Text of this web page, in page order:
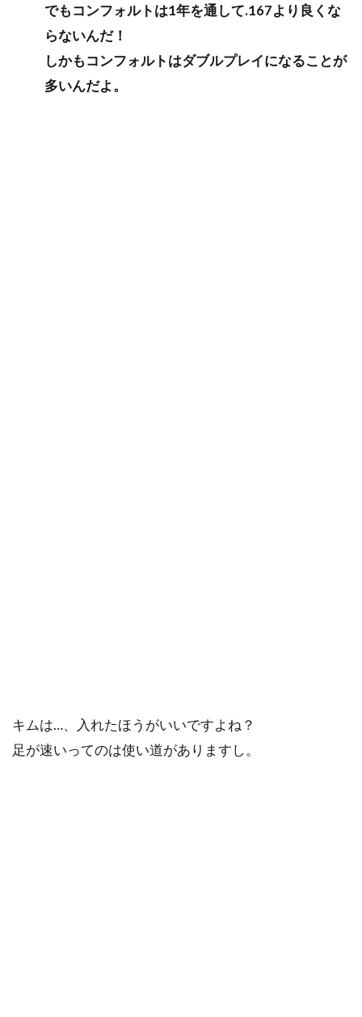
でもコンフォルトは1年を通して.167より良くな
らないんだ！
しかもコンフォルトはダブルプレイになることが
多いんだよ。
キムは…、入れたほうがいいですよね？
足が速いってのは使い道がありますし。